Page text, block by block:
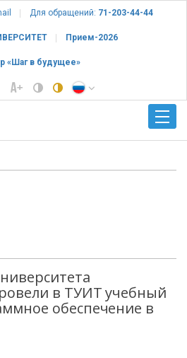
Для обращений: 71-203-44-44
Прием-2026
«Шаг в будущее»
в ТУИТ учебный
обеспечение в